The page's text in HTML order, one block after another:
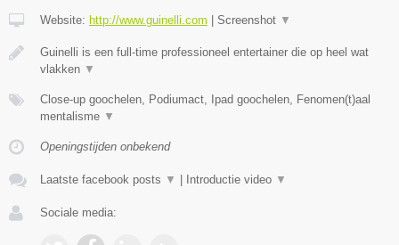
Website: http://www.guinelli.com Screenshot ▼
Guinelli is een full-time professioneel entertainer die op heel wat
vlakken ▼
Close-up goochelen, Podiumact, Ipad goochelen, Fenomen(t)aal
mentalisme ▼
Openingstijden onbekend
Laatste facebook posts ▼ Introductie video ▼
Sociale media: